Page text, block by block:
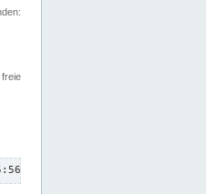
CEST 2026/down.txt"